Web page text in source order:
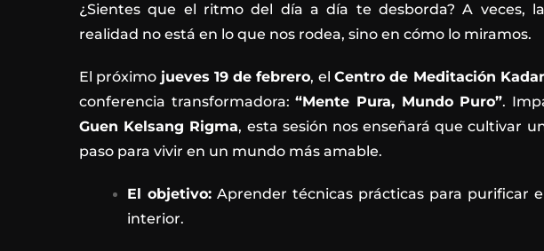
¿Sientes que el ritmo del día a día te desborda? A veces,
realidad no está en lo que nos rodea, sino en cómo lo miramos.
El próximo jueves 19 de febrero, elCentro de Meditación
conferencia transformadora: “Mente Pura, Mundo Puro”.
Guen Kelsang Rigma, esta sesión nos enseñará que cultivar
paso para vivir en un mundo más amable.
El objetivo: Aprender técnicas prácticas para purificar
interior.